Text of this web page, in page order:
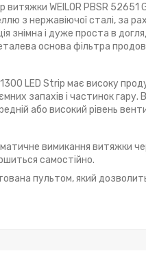
WEILOR PBSR 52651
з нержавіючої сталі, за
знімна і дуже проста в
основа фільтра
LED Strip має високу
запахів і частинок
або високий рівень
вимикання витяжки
самостійно.
пультом, який